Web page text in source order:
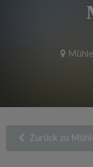
Zurück zu